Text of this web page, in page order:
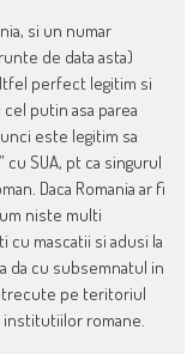
si un numar
de data asta)
perfect legitim si
putin asa parea
este legitim sa
SUA, pt ca singurul
Daca Romania ar fi
niste multi
mascatii si adusi la
da cu subsemnatul in
pe teritoriul
romane.